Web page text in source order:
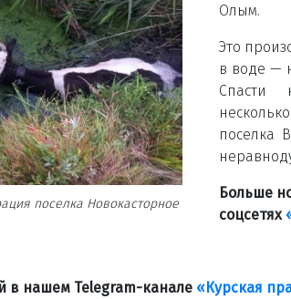
поселка Новокасторное
Олым.
Это
в воде —
Спасти
поселка
Больше
соцсетях
в нашем Telegram-канале «Курская